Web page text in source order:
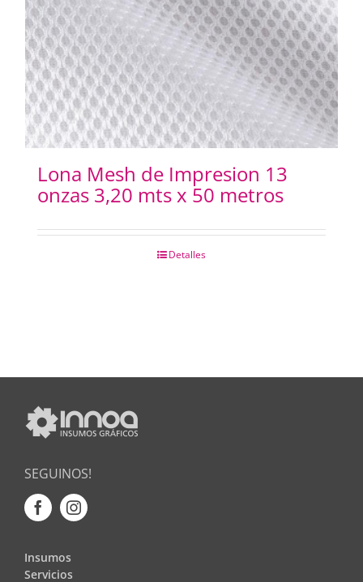
Lona Mesh de Impresion 13
onzas 3,20 mts x 50 metros
Detalles
SEGUINOS!
Insumos
Servicios